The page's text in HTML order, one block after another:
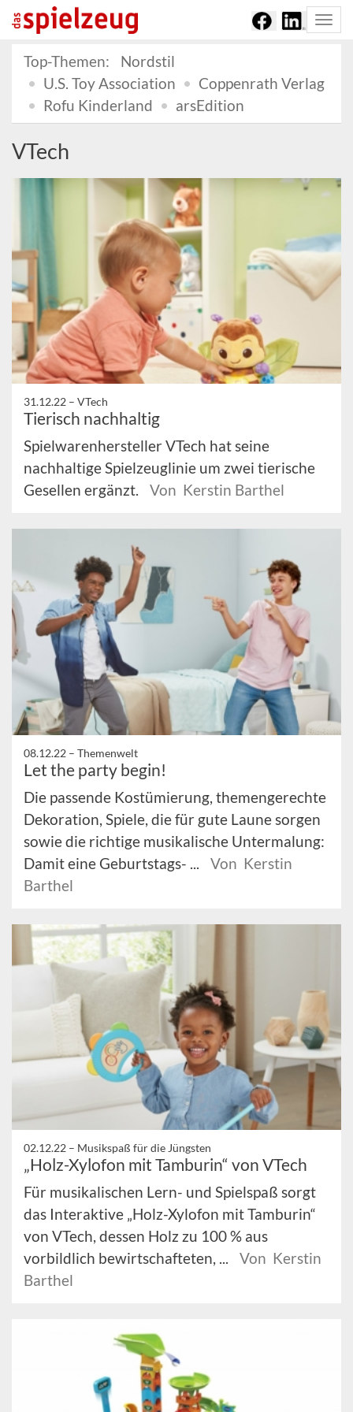
Top-Themen:
Nordstil
U.S. Toy Association
Coppenrath Verlag
Rofu Kinderland
arsEdition
VTech
31.12.22 – VTech
Tierisch nachhaltig
Spielwarenhersteller VTech hat seine
nachhaltige Spielzeuglinie um zwei tierische
Gesellen ergänzt.
Von Kerstin Barthel
08.12.22 – Themenwelt
Let the party begin!
Die passende Kostümierung, themengerechte
Dekoration, Spiele, die für gute Laune sorgen
sowie die richtige musikalische Untermalung:
Damit eine Geburtstags- ...
Von Kerstin
Barthel
02.12.22 – Musikspaß für die Jüngsten
„Holz-Xylofon mit Tamburin“ von VTech
Für musikalischen Lern- und Spielspaß sorgt
das Interaktive „Holz-Xylofon mit Tamburin“
von VTech, dessen Holz zu 100 % aus
vorbildlich bewirtschafteten, ...
Von Kerstin
Barthel